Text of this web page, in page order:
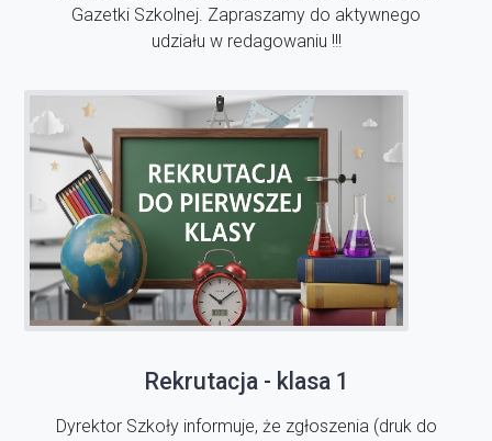
Gazetki Szkolnej. Zapraszamy do aktywnego
udziału w redagowaniu !!!
Rekrutacja - klasa 1
Dyrektor Szkoły informuje, że zgłoszenia (druk do